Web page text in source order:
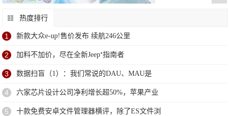
热度排行
1 新款大众e-up!售价发布 续航246公里
2 加料不加价，尽在全新Jeep⁺指南者
3 数据扫盲（1）：我们常说的DAU、MAU是
4 六家芯片设计公司净利增长超50%，苹果产业
5 十款免费安卓文件管理器横评，除了ES文件浏